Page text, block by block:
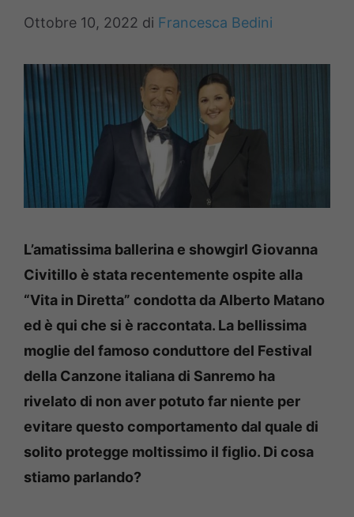
Ottobre 10, 2022 di Francesca Bedini
L’amatissima ballerina e showgirl Giovanna
Civitillo è stata recentemente ospite alla
“Vita in Diretta” condotta da Alberto Matano
ed è qui che si è raccontata. La bellissima
moglie del famoso conduttore del Festival
della Canzone italiana di Sanremo ha
rivelato di non aver potuto far niente per
evitare questo comportamento dal quale di
solito protegge moltissimo il figlio. Di cosa
stiamo parlando?